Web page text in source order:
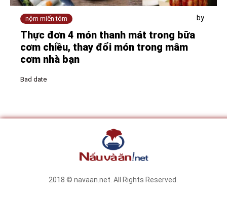
nộm miến tôm by
Thực đơn 4 món thanh mát trong bữa
cơm chiều, thay đổi món trong mâm
cơm nhà bạn
Bad date
2018 © navaan.net. All Rights Reserved.